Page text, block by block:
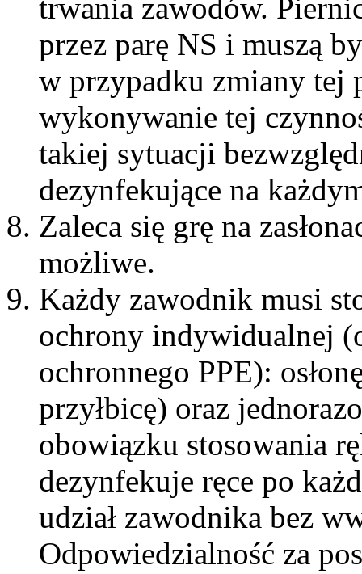
trwania zawodów.
przez parę NS i muszą
w przypadku zmiany tej
wykonywanie tej
takiej sytuacji
dezynfekujące na
Zaleca się grę na
możliwe.
Każdy zawodnik musi
ochrony indywidualnej
ochronnego PPE):
przyłbicę) oraz
obowiązku stosowania
dezynfekuje ręce po
udział zawodnika bez
Odpowiedzialność za